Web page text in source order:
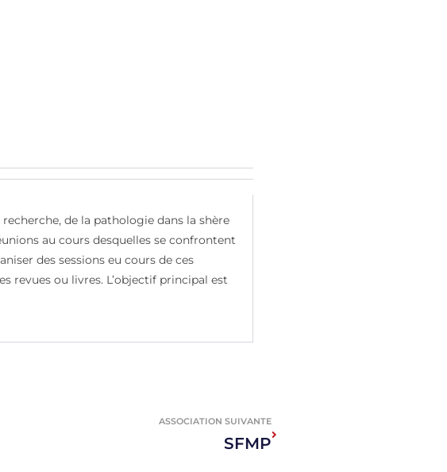
de la pathologie dans la shère
au cours desquelles se confrontent
des sessions eu cours de ces
revues ou livres. L’objectif principal est
ASSOCIATION SUIVANTE
SFMP